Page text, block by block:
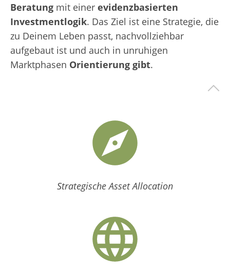
Beratung mit einer evidenzbasierten
Investmentlogik. Das Ziel ist eine Strategie, die
zu Deinem Leben passt, nachvollziehbar
aufgebaut ist und auch in unruhigen
Marktphasen Orientierung gibt.
Strategische Asset Allocation